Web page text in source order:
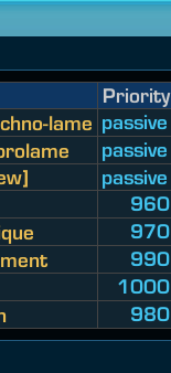
Priority
lame passive
passive
passive
960
970
990
1000
980